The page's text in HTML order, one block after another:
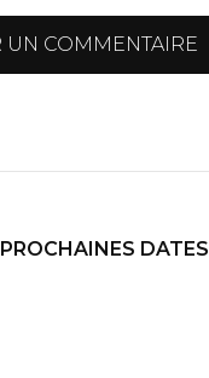
PROCHAINES DATES